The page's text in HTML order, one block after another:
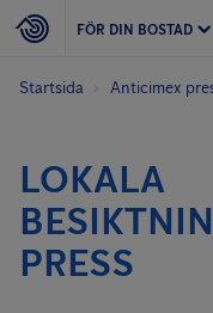
FÖR DIN BOSTAD
Startsida Anticimex
LOKALA
PRESS